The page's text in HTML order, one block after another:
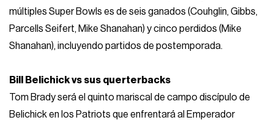
múltiples Super Bowls es de seis ganados (Couhglin, Gibbs,
Parcells Seifert, Mike Shanahan) y cinco perdidos (Mike
Shanahan), incluyendo partidos de postemporada.
Bill Belichick vs sus querterbacks
Tom Brady será el quinto mariscal de campo discípulo de
Belichick en los Patriots que enfrentará al Emperador